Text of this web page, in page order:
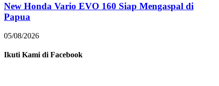
New Honda Vario EVO 160 Siap Mengaspal di
Papua
05/08/2026
Ikuti Kami di Facebook